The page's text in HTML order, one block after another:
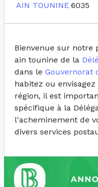
AIN TOUNINE 6035
Bienvenue sur notre
ain tounine de la
dans le Gouvernorat
habitez ou
région, il est
spécifique à la
l'acheminement de
divers services